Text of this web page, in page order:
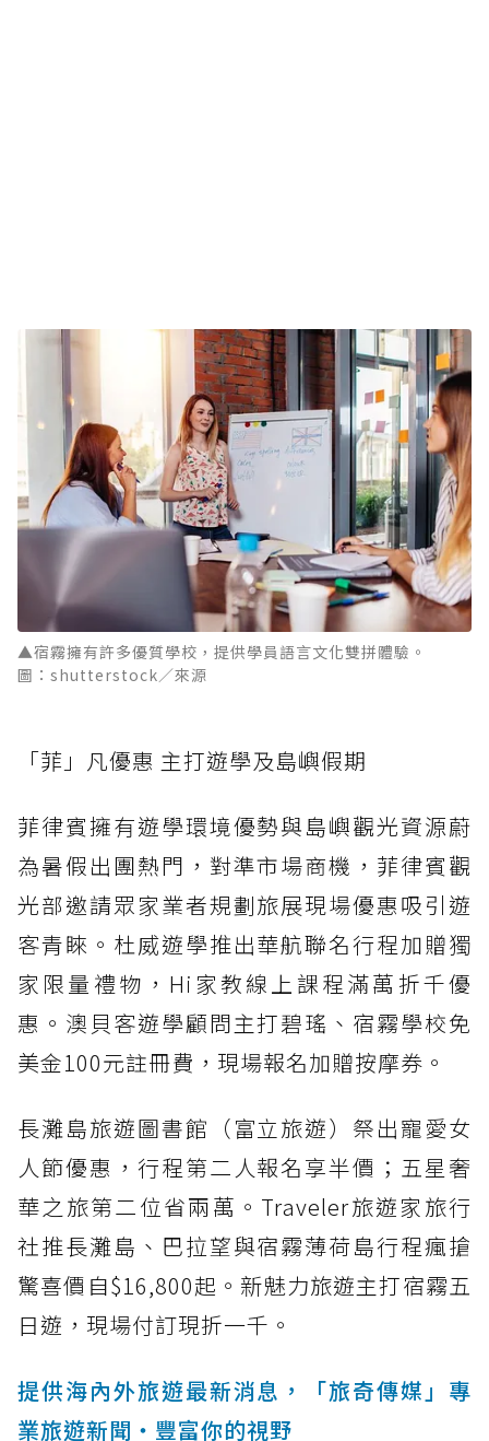
▲宿霧擁有許多優質學校，提供學員語言文化雙拼體驗。
圖：shutterstock／來源
「菲」凡優惠 主打遊學及島嶼假期
菲律賓擁有遊學環境優勢與島嶼觀光資源蔚
為暑假出團熱門，對準市場商機，菲律賓觀
光部邀請眾家業者規劃旅展現場優惠吸引遊
客青睞。杜威遊學推出華航聯名行程加贈獨
家限量禮物，Hi家教線上課程滿萬折千優
惠。澳貝客遊學顧問主打碧瑤、宿霧學校免
美金100元註冊費，現場報名加贈按摩券。
長灘島旅遊圖書館（富立旅遊）祭出寵愛女
人節優惠，行程第二人報名享半價；五星奢
華之旅第二位省兩萬。Traveler旅遊家旅行
社推長灘島、巴拉望與宿霧薄荷島行程瘋搶
驚喜價自$16,800起。新魅力旅遊主打宿霧五
日遊，現場付訂現折一千。
提供海內外旅遊最新消息，「旅奇傳媒」專
業旅遊新聞‧豐富你的視野